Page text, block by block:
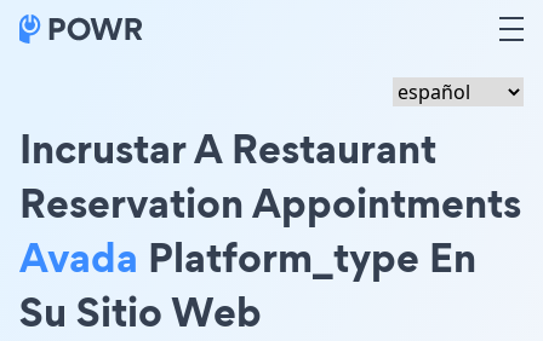
Incrustar A Restaurant
Reservation Appointments
Avada Platform_type En
Su Sitio Web